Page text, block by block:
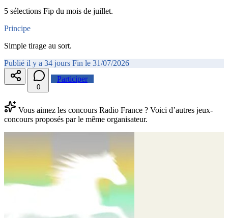
5 sélections Fip du mois de juillet.
Principe
Simple tirage au sort.
Publié il y a 34 jours Fin le 31/07/2026
0
Participer
Vous aimez les concours Radio France ? Voici d’autres jeux-
concours proposés par le même organisateur.